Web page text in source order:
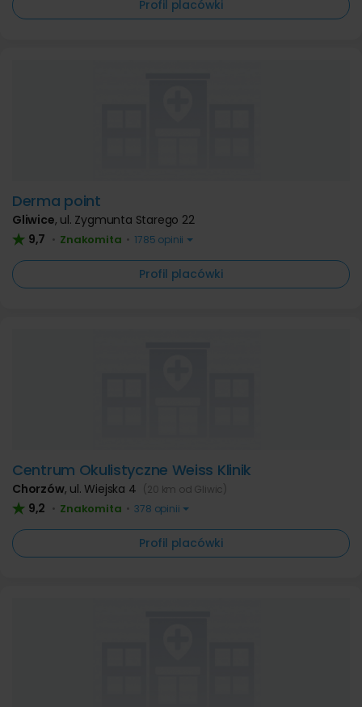
Profil placówki
Derma point
Gliwice, ul. Zygmunta Starego 22
9,7 • Znakomita • 1785 opinii
Profil placówki
Centrum Okulistyczne Weiss Klinik
Chorzów, ul. Wiejska 4 (20 km od Gliwic)
9,2 • Znakomita • 378 opinii
Profil placówki